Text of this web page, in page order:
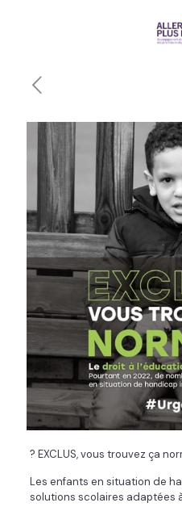
? EXCLUS, vous trouvez ça
Les enfants en situation de
solutions scolaires adaptées